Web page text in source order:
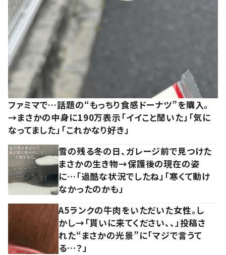
ファミマで…話題の“もっちり食感ドーナツ”を購入。
→まさかの中身に190万表示「イイこと聞いた」「気に
なってました」「これかなり好き」
雪の残る冬の日、ガレージ前で見つけた
まさかの生き物→保護後の現在の姿
に…「過酷な状況でしたね」「寒くて動け
なかったのかも」
A5ランクの牛肉をいただいた女性。し
かし→「貰いに来てください、、」投稿さ
れた“まさかの光景”に「マジで言うて
る…？」